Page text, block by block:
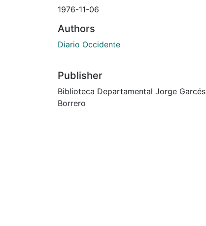
1976-11-06
Authors
Diario Occidente
Publisher
Biblioteca Departamental Jorge Garcés
Borrero